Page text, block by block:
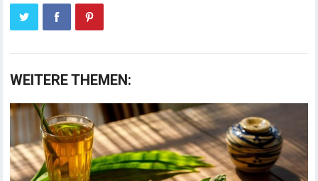
WEITERE THEMEN: